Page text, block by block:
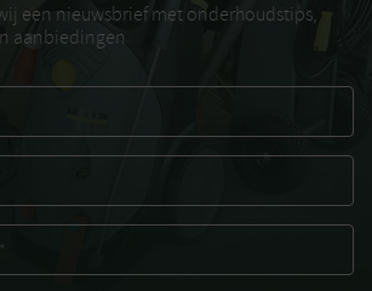
een nieuwsbrief met onderhoudstips,
aanbiedingen